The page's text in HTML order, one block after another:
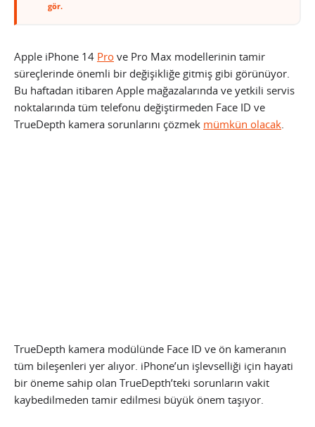
gör.
Apple iPhone 14 Pro ve Pro Max modellerinin tamir
süreçlerinde önemli bir değişikliğe gitmiş gibi görünüyor.
Bu haftadan itibaren Apple mağazalarında ve yetkili servis
noktalarında tüm telefonu değiştirmeden Face ID ve
TrueDepth kamera sorunlarını çözmek mümkün olacak.
TrueDepth kamera modülünde Face ID ve ön kameranın
tüm bileşenleri yer alıyor. iPhone’un işlevselliği için hayati
bir öneme sahip olan TrueDepth’teki sorunların vakit
kaybedilmeden tamir edilmesi büyük önem taşıyor.